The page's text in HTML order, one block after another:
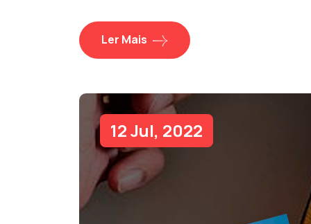
Ler Mais
12 Jul, 2022